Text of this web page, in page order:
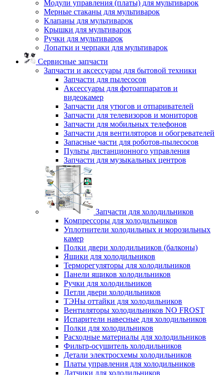
Модули управления (платы) для мультиварок
Мерные стаканы для мультиварок
Клапаны для мультиварок
Крышки для мультиварок
Ручки для мультиварок
Лопатки и черпаки для мультиварок
Сервисные запчасти
Запчасти и аксессуары для бытовой техники
Запчасти для пылесосов
Аксессуары для фотоаппаратов и
видеокамер
Запчасти для утюгов и отпаривателей
Запчасти для телевизоров и мониторов
Запчасти для мобильных телефонов
Запчасти для вентиляторов и обогревателей
Запасные части для роботов-пылесосов
Пульты дистанционного управления
Запчасти для музыкальных центров
Запчасти для холодильников
Компрессоры для холодильников
Уплотнители холодильных и морозильных
камер
Полки двери холодильников (балконы)
Ящики для холодильников
Терморегуляторы для холодильников
Панели ящиков холодильников
Ручки для холодильников
Петли двери холодильников
ТЭНы оттайки для холодильников
Вентиляторы холодильников NO FROST
Испарители навесные для холодильников
Полки для холодильников
Расходные материалы для холодильников
Фильтр-осушитель холодильников
Детали электросхемы холодильников
Платы управления для холодильников
Датчики для холодильников